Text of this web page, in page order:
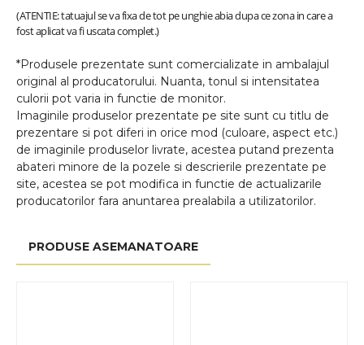
(ATENTIE: tatuajul se va fixa de tot pe unghie abia dupa ce zona in care a
fost aplicat va fi uscata complet.)
*Produsele prezentate sunt comercializate in ambalajul
original al producatorului. Nuanta, tonul si intensitatea
culorii pot varia in functie de monitor.
Imaginile produselor prezentate pe site sunt cu titlu de
prezentare si pot diferi in orice mod (culoare, aspect etc.)
de imaginile produselor livrate, acestea putand prezenta
abateri minore de la pozele si descrierile prezentate pe
site, acestea se pot modifica in functie de actualizarile
producatorilor fara anuntarea prealabila a utilizatorilor.
PRODUSE ASEMANATOARE